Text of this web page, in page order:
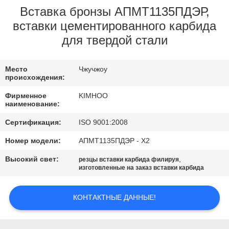
ПРОВЕРКА
КАЧЕСТВА
СВЯЖИТЕСЬ
МЫ
НОВОСТИ
СПРОСИТЕ
КАРТА
Вставка бронзы АПМТ1135ПДЭР,
вставки цементированного карбида
для твердой стали
Место
происхождения:
Чжучжоу
Фирменное
наименование:
KIMHOO
Сертификация: ISO 9001:2008
Номер модели: АПМТ1135ПДЭР - Х2
Высокий свет: резцы вставки карбида филируя,
изготовленные на заказ вставки карбида
КОНТАКТНЫЕ ДАННЫЕ!